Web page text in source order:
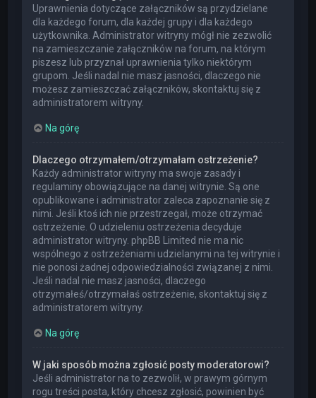
Uprawnienia dotyczące załączników są przydzielane
dla każdego forum, dla każdej grupy i dla każdego
użytkownika. Administrator witryny mógł nie zezwolić
na zamieszczanie załączników na forum, na którym
piszesz lub przyznał uprawnienia tylko niektórym
grupom. Jeśli nadal nie masz jasności, dlaczego nie
możesz zamieszczać załączników, skontaktuj się z
administratorem witryny.
Na górę
Dlaczego otrzymałem/otrzymałam ostrzeżenie?
Każdy administrator witryny ma swoje zasady i
regulaminy obowiązujące na danej witrynie. Są one
opublikowane i administrator zaleca zapoznanie się z
nimi. Jeśli ktoś ich nie przestrzegał, może otrzymać
ostrzeżenie. O udzieleniu ostrzeżenia decyduje
administrator witryny. phpBB Limited nie ma nic
wspólnego z ostrzeżeniami udzielanymi na tej witrynie i
nie ponosi żadnej odpowiedzialności związanej z nimi.
Jeśli nadal nie masz jasności, dlaczego
otrzymałeś/otrzymałaś ostrzeżenie, skontaktuj się z
administratorem witryny.
Na górę
W jaki sposób można zgłosić posty moderatorowi?
Jeśli administrator na to zezwolił, w prawym górnym
rogu treści posta, który chcesz zgłosić, powinien być